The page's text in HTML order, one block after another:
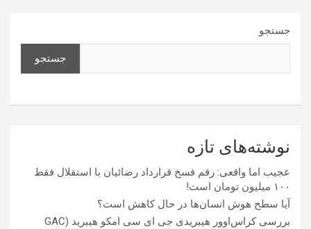
جستجو
جستجو
نوشته‌های تازه
عجیب اما واقعی: رقم فسخ قرارداد رضائیان با استقلال فقط
۱۰۰ میلیون تومان است!
آیا سطح هوش انسان‌ها در حال کاهش است؟
بررسی کراس‌اوور هیبریدی جی ای سی امکو هیبرید (GAC